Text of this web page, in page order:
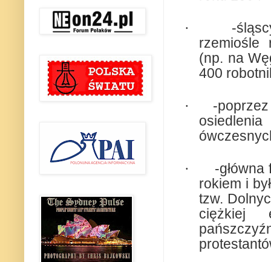
·
-
rzemiośle
(np. na
400
·
-
·
-
rokiem i
tzw.
ciężkiej